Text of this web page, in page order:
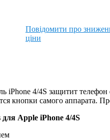
Повідомити про
ціни
iPhone 4/4S защитит
кнопки самого аппарата.
Apple iPhone 4/4S